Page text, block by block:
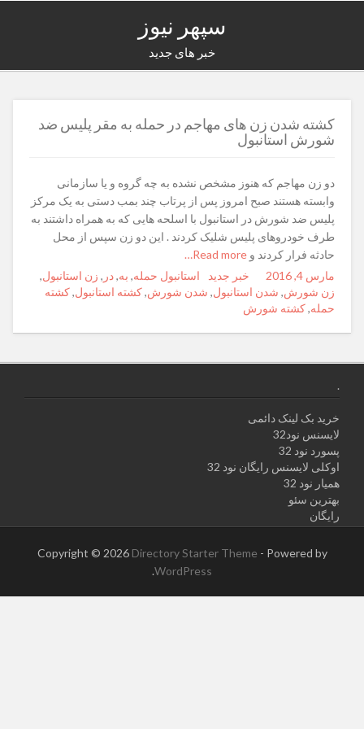
سپهر نیوز
خبر های جدید
کشته شدن زن های مهاجم در حمله به مقر پلیس ضد
شورش استانبول
دو زن مهاجم که هنوز مشخص نشده به چه گروه و یا سازمانی
وابسته هستند صبح امروز پس از پرتاب چند بمب دستی به یک مرکز
پلیس ضد شورش در استانبول با اسلحه هایی که به همراه داشتند به
طرف خودروهای پلیس شلیک کردند . این دو زن سپس از محل
حادثه فرار کردند و
Posted
on
مارس 4, 2016 Author
Categories
خبر جدید Tags
استانبول حمله, به,در , زن استانبول,
زن شورش, شدن استانبول, شدن شورش,کشته استانبول,کشته
حمله,کشته شورش
.
خرید بک لینک دائمی
لایسنس نود32
پسورد نود 32
اوکلی لایسنس رایگان نود 32
همیار نود 32
بهترین سئو
رایگان
Copyright © 2026 Directory Starter Theme - Powered by
WordPress
.